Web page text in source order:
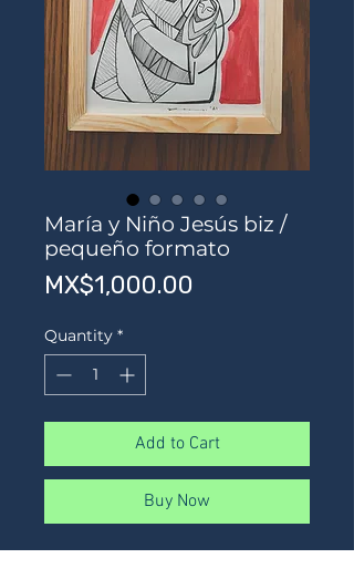
María y Niño Jesús biz /
pequeño formato
MX$1,000.00
Quantity *
Add to Cart
Buy Now